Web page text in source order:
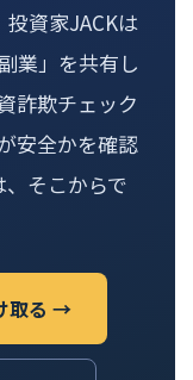
資家JACKは
業」を共有し
詐欺チェック
安全かを確認
そこからで
取る →